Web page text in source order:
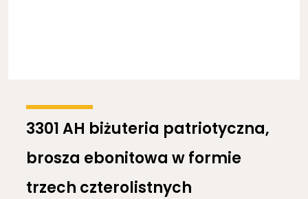
3301 AH biżuteria patriotyczna,
brosza ebonitowa w formie
trzech czterolistnych